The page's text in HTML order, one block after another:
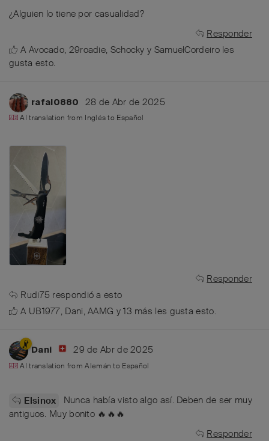
¿Alguien lo tiene por casualidad?
Responder
A Avocado, 29roadie, Schocky y SamuelCordeiroles
gusta esto.
rafal0880 28 de Abr de 2025
AI translation from Inglésto Español
Responder
Rudi75 respondió a esto
A UB1977, Dani,AAMG y13 más les gusta esto.
Dani 29 de Abr de 2025
AI translation fromAlemán to Español
Elsinox
Nunca había visto algo así. Deben de ser muy
antiguos. Muy bonito 🔥🔥🔥
Responder